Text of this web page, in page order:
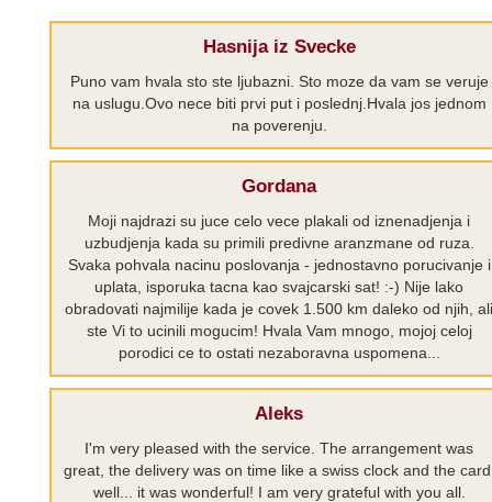
Hasnija iz Svecke
Puno vam hvala sto ste ljubazni. Sto moze da vam se veruje
na uslugu.Ovo nece biti prvi put i poslednj.Hvala jos jednom
na poverenju.
Gordana
Moji najdrazi su juce celo vece plakali od iznenadjenja i
uzbudjenja kada su primili predivne aranzmane od ruza.
Svaka pohvala nacinu poslovanja - jednostavno porucivanje i
uplata, isporuka tacna kao svajcarski sat! :-) Nije lako
obradovati najmilije kada je covek 1.500 km daleko od njih, ali
ste Vi to ucinili mogucim! Hvala Vam mnogo, mojoj celoj
porodici ce to ostati nezaboravna uspomena...
Aleks
I'm very pleased with the service. The arrangement was
great, the delivery was on time like a swiss clock and the
well... it was wonderful! I am very grateful with you all.